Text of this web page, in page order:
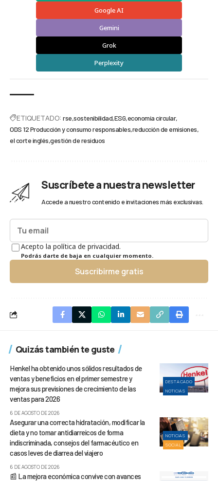
Google AI
Gemini
Grok
Perplexity
ETIQUETADO: rse sostenibilidad ESG economía circular
ODS 12 Producción y consumo responsables reducción de emisiones
el corte inglés gestión de residuos
Suscríbete a nuestra newsletter
Accede a nuestro contenido e invitaciones más exclusivas.
Acepto la política de privacidad.
Podrás darte de baja en cualquier momento.
Suscribirme gratis
Quizás también te guste
DESTACADO
NOTICIAS
Henkel ha obtenido unos sólidos resultados de
ventas y beneficios en el primer semestre y
mejora sus previsiones de crecimiento de las
ventas para 2026
6 DE AGOSTO DE 2026
NOTICIAS
SOCIAL
Asegurar una correcta hidratación, modificar la
dieta y no tomar antidiarreicos de forma
indiscriminada, consejos del farmacéutico en
casos leves de diarrea del viajero
6 DE AGOSTO DE 2026
📰 La mejora económica convive con avances